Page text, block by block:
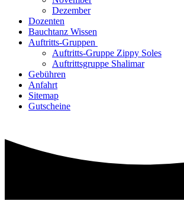
Dezember
Dozenten
Bauchtanz Wissen
Auftritts-Gruppen
Auftritts-Gruppe Zippy Soles
Auftrittsgruppe Shalimar
Gebühren
Anfahrt
Sitemap
Gutscheine